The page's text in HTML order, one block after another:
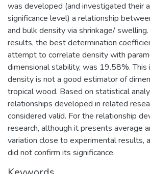
was developed (and investigated their
significance level) a relationship
and bulk density via shrinkage/
results, the best determination
attempt to correlate density with
dimensional stability, was 19.58%. This
density is not a good estimator of
tropical wood. Based on statistical
relationships developed in related
considered valid. For the relationship
research, although it presents average
variation close to experimental results,
did not confirm its significance.